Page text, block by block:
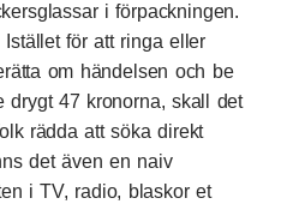
i förpackningen.
Istället för att ringa eller
om händelsen och be
drygt 47 kronorna, skall det
rädda att söka direkt
det även en naiv
i TV, radio, blaskor et